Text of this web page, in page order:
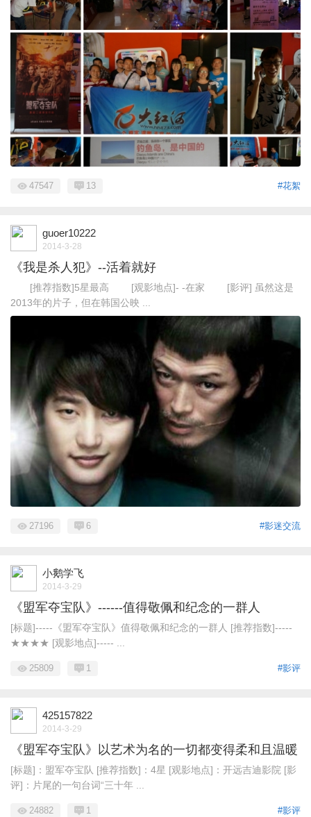
#花絮
47547 13
guoer10222
2014-3-28
《我是杀人犯》--活着就好
[推荐指数]5星最高 [观影地点]- -在家 [影评] 虽然这是
2013年的片子，但在韩国公映 ...
#影迷交流
27196 6
小鹅学飞
2014-3-29
《盟军夺宝队》------值得敬佩和纪念的一群人
[标题]-----《盟军夺宝队》值得敬佩和纪念的一群人 [推荐指数]-----
★★★★ [观影地点]----- ...
#影评
25809 1
425157822
2014-3-29
《盟军夺宝队》以艺术为名的一切都变得柔和且温暖
[标题]：盟军夺宝队 [推荐指数]：4星 [观影地点]：开远吉迪影院 [影
评]：片尾的一句台词“三十年 ...
#影评
24882 1